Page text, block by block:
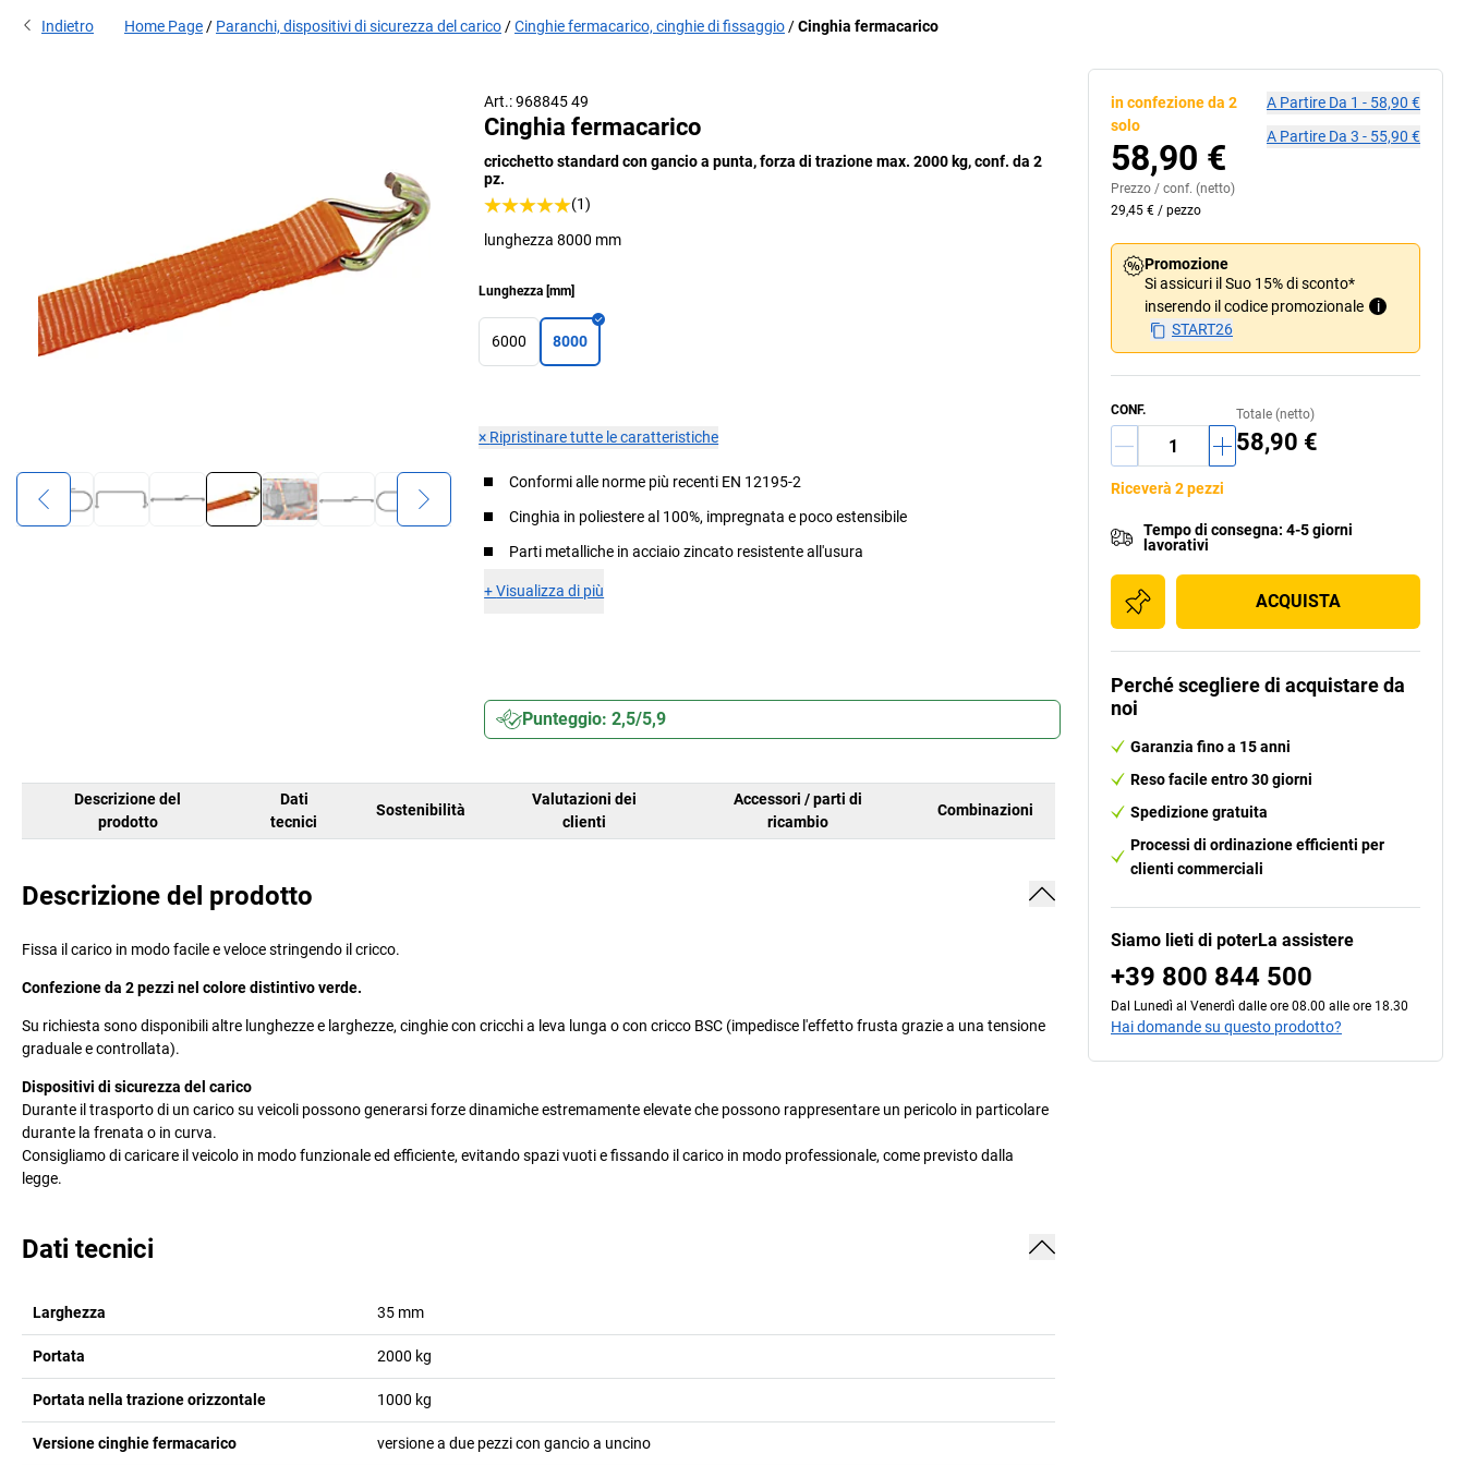
Indietro Home Page Paranchi, dispositivi di sicurezza del carico Cinghie fermacarico, cinghie di fissaggio Cinghia fermacarico
Art.: 968845 49
Cinghia fermacarico
cricchetto standard con gancio a punta, forza di trazione max. 2000 kg, conf. da 2
pz.
(1)
lunghezza 8000 mm
Lunghezza [mm]
6000 8000
× Ripristinare tutte le caratteristiche
Conformi alle norme più recenti EN 12195-2
Cinghia in poliestere al 100%, impregnata e poco estensibile
Parti metalliche in acciaio zincato resistente all'usura
+Visualizza di più
Punteggio: 2,5/5,9
Lunghezza di due pezzi
Descrizione del
prodotto
Dati
tecnici
Sostenibilità
Valutazioni dei
clienti
Accessori / parti di
ricambio
Combinazioni
Descrizione del prodotto
Fissa il carico in modo facile e veloce stringendo il cricco.
Confezione da 2 pezzi nel colore distintivo verde.
Su richiesta sono disponibili altre lunghezze e larghezze, cinghie con cricchi a leva lunga o con cricco BSC (impedisce l'effetto frusta grazie a una tensione
graduale e controllata).
Dispositivi di sicurezza del carico
Durante il trasporto di un carico su veicoli possono generarsi forze dinamiche estremamente elevate che possono rappresentare un pericolo in particolare
durante la frenata o in curva.
Consigliamo di caricare il veicolo in modo funzionale ed efficiente, evitando spazi vuoti e fissando il carico in modo professionale, come previsto dalla
legge.
Dati tecnici
Larghezza 35 mm
Portata 2000 kg
Portata nella trazione orizzontale 1000 kg
Versione cinghie fermacarico versione a due pezzi con gancio a uncino
in confezione da 2
solo
58,90 €
Prezzo / conf. (netto)
29,45 € / pezzo
A Partire Da 1 - 58,90 €
A Partire Da 3 - 55,90 €
Promozione
Si assicuri il Suo 15% di sconto*
inserendo il codice promozionale
i
START26
CONF. Totale (netto)
58,90 €
Riceverà 2 pezzi
Tempo di consegna: 4-5 giorni
lavorativi
ACQUISTA
Perché scegliere di acquistare da
noi
Garanzia fino a 15 anni
Reso facile entro 30 giorni
Spedizione gratuita
Processi di ordinazione efficienti per
clienti commerciali
Siamo lieti di poterLa assistere
+39 800 844 500
Dal Lunedì al Venerdì dalle ore 08.00 alle ore 18.30
Hai domande su questo prodotto?